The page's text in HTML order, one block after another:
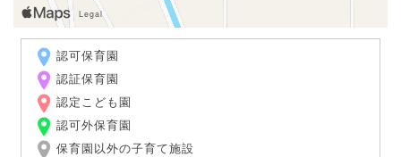
認可保育園
認証保育園
認定こども園
認可外保育園
保育園以外の子育て施設